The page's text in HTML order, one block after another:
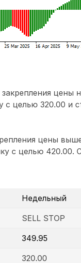
цены
с целью 320.00 и
цены
с целью 420.00.
Недельный
SELL STOP
349.95
320.00